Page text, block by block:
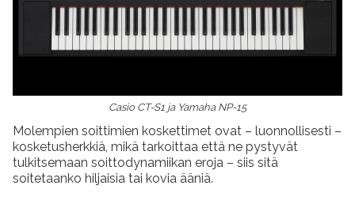
Casio CT-S1 ja Yamaha NP-15
Molempien soittimien koskettimet ovat – luonnollisesti –
kosketusherkkiä, mikä tarkoittaa että ne pystyvät
tulkitsemaan soittodynamiikan eroja – siis sitä
soitetaanko hiljaisia tai kovia ääniä.